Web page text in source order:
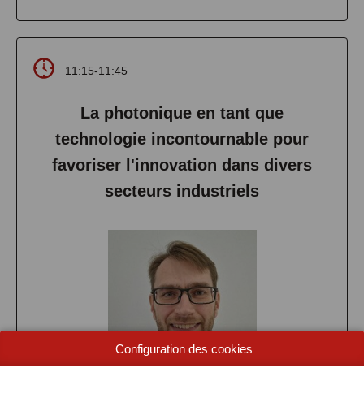
11:15-11:45
La photonique en tant que
technologie incontournable pour
favoriser l'innovation dans divers
secteurs industriels
Configuration des cookies